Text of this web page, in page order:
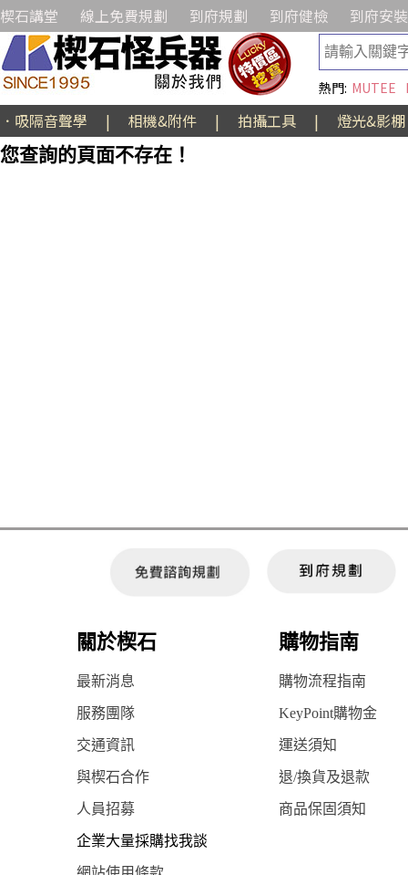
楔石講堂 線上免費規劃 到府規劃 到府健檢 到府安裝
熱門: MUTEE
．吸隔音聲學 | 相機&附件 | 拍攝工具 |
燈光&影棚
您查詢的頁面不存在！
關於楔石 購物指南
最新消息 購物流程指南
服務團隊 KeyPoint購物金
交通資訊 運送須知
與楔石合作 退/換貨及退款
人員招募 商品保固須知
企業大量採購找我談